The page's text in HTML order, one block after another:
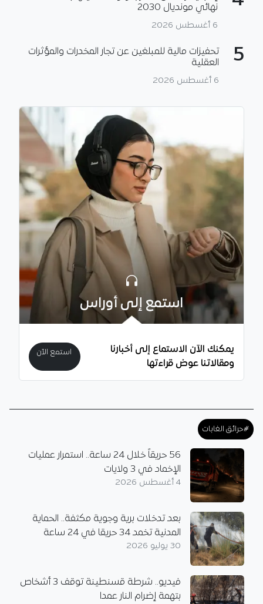
نهائي مونديال 2030
6 أغسطس 2026
5
تحفيزات مالية للمبلغين عن تجار المخدرات والمؤثرات
العقلية
6 أغسطس 2026
استمع إلى أوراس
يمكنك الآن الاستماع إلى أخبارنا
ومقالاتنا عوض قراءتها
استمع الآن
#حرائق الغابات
56 حريقاً خلال 24 ساعة.. استمرار عمليات
الإخماد في 3 ولايات
4 أغسطس 2026
بعد تدخلات برية وجوية مكثفة.. الحماية
المدنية تخمد 34 حريقا في 24 ساعة
30 يوليو 2026
فيديو.. شرطة قسنطينة توقف 3 أشخاص
بتهمة إضرام النار عمدا